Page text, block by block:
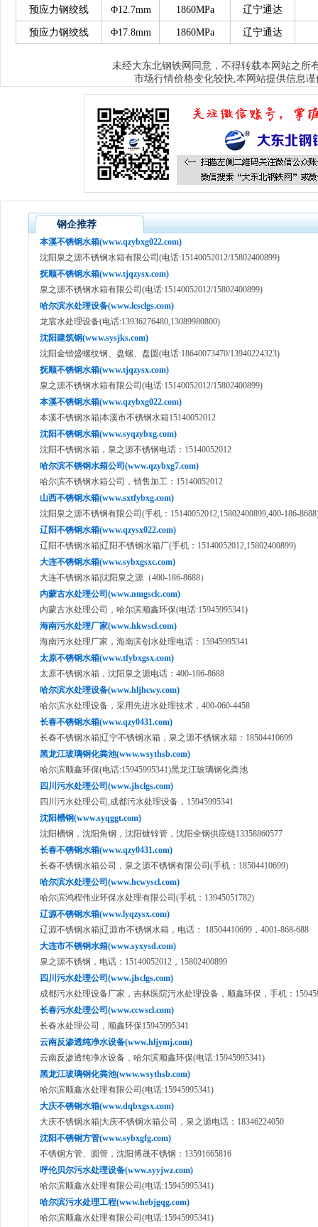
预应力钢绞线 Φ12.7mm 1860MPa 辽宁通达
预应力钢绞线 Φ17.8mm 1860MPa 辽宁通达
未经大东北钢铁网 同意，不得转载本网站之所
市场行情价格变化较快,本网站提供信息
钢企推荐
本溪不锈钢水箱(www.qzybxg022.com)
沈阳泉之源不锈钢水箱有限公司(电话:15140052012/15802400899)
抚顺不锈钢水箱(www.tjqzysx.com)
泉之源不锈钢水箱有限公司(电话:15140052012/15802400899)
哈尔滨水处理设备(www.lcsclgs.com)
龙宸水处理设备(电话:13936276480,13089980800)
沈阳建筑钢(www.sysjks.com)
沈阳金锴盛螺纹钢、盘螺、盘圆(电话:18640073470/13940224323)
抚顺不锈钢水箱(www.tjqzysx.com)
泉之源不锈钢水箱有限公司(电话:15140052012/15802400899)
本溪不锈钢水箱(www.qzybxg022.com)
本溪不锈钢水箱|本溪市不锈钢水箱15140052012
沈阳不锈钢水箱(www.syqzybxg.com)
沈阳不锈钢水箱，泉之源不锈钢电话：15140052012
哈尔滨不锈钢水箱公司(www.qzybxg7.com)
哈尔滨不锈钢水箱公司，销售加工：15140052012
山西不锈钢水箱(www.sxtfybxg.com)
沈阳泉之源不锈钢有限公司(手机：15140052012,15802400899,400-186-
辽阳不锈钢水箱(www.qzysx022.com)
辽阳不锈钢水箱|辽阳不锈钢水箱厂(手机：15140052012,15802400899)
大连不锈钢水箱(www.sybxgsxc.com)
大连不锈钢水箱|沈阳泉之源（400-186-8688）
内蒙古水处理公司(www.nmgsclc.com)
内蒙古水处理公司，哈尔滨顺鑫环保(电话:15945995341)
海南污水处理厂家(www.hkwscl.com)
海南污水处理厂家，海南滨创水处理电话：15945995341
太原不锈钢水箱(www.tfybxgsx.com)
太原不锈钢水箱，沈阳泉之源电话：400-186-8688
哈尔滨水处理设备(www.hljhcwy.com)
哈尔滨水处理设备，采用先进水处理技术，400-060-4458
长春不锈钢水箱(www.qzy0431.com)
长春不锈钢水箱|辽宁不锈钢水箱，泉之源不锈钢水箱：18504410699
黑龙江玻璃钢化粪池(www.wsythsb.com)
哈尔滨顺鑫环保(电话:15945995341)黑龙江玻璃钢化粪池
四川污水处理公司(www.jlsclgs.com)
四川污水处理公司,成都污水处理设备，15945995341
沈阳槽钢(www.syqggt.com)
沈阳槽钢，沈阳角钢，沈阳镀锌管，沈阳全钢供应链13358860577
长春不锈钢水箱(www.qzy0431.com)
长春不锈钢水箱公司，泉之源不锈钢有限公司(手机：18504410699)
哈尔滨水处理公司(www.hcwyscl.com)
哈尔滨鸿程伟业环保水处理有限公司(手机：13945051782)
辽源不锈钢水箱(www.lyqzysx.com)
辽源不锈钢水箱|辽源市不锈钢水箱，电话： 18504410699，4001-868-688
大连市不锈钢水箱(www.syxysd.com)
泉之源不锈钢，电话：15140052012，15802400899
四川污水处理公司(www.jlsclgs.com)
成都污水处理设备厂家，吉林医院污水处理设备，顺鑫环保，手机：
长春污水处理公司(www.ccwscl.com)
长春水处理公司，顺鑫环保15945995341
云南反渗透纯净水设备(www.hljymj.com)
云南反渗透纯净水设备，哈尔滨顺鑫环保(电话:15945995341)
黑龙江玻璃钢化粪池(www.wsythsb.com)
哈尔滨顺鑫水处理有限公司(电话:15945995341)
大庆不锈钢水箱(www.dqbxgsx.com)
大庆不锈钢水箱|大庆不锈钢水箱公司，泉之源电话：18346224050
沈阳不锈钢方管(www.sybxgfg.com)
不锈钢方管、圆管，沈阳博晟不锈钢：13591665816
呼伦贝尔污水处理设备(www.syyjwz.com)
哈尔滨顺鑫水处理有限公司(电话:15945995341)
哈尔滨污水处理工程(www.hebjgqg.com)
哈尔滨顺鑫水处理有限公司(电话:15945995341)